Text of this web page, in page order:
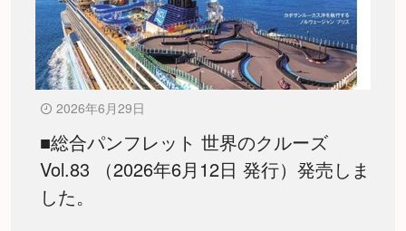
2026年6月29日
■総合パンフレット 世界のクルーズ
Vol.83 （2026年6月12日 発行）発売しま
した。